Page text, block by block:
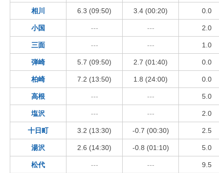
相川 6.3 (09:50) 3.4 (00:20) 0.0
小国 --- --- 2.0
三面 --- --- 1.0
弾崎 5.7 (09:50) 2.7 (01:40) 0.0
柏崎 7.2 (13:50) 1.8 (24:00) 0.0
高根 --- --- 5.0
塩沢 --- --- 2.0
十日町 3.2 (13:30) -0.7 (00:30) 2.5
湯沢 2.6 (14:30) -0.8 (01:10) 5.0
松代 --- --- 9.5